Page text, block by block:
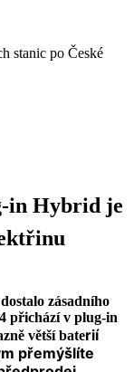
stanic po České
in Hybrid je
zásadního
přichází v plug-in
větší baterií
přemýšlíte